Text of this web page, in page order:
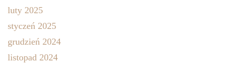
luty 2025
styczeń 2025
grudzień 2024
listopad 2024